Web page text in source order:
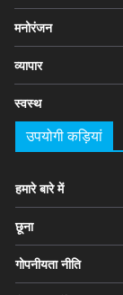
मनोरंजन
व्यापार
स्वस्थ
उपयोगी कड़ियां
हमारे बारे में
छूना
गोपनीयता नीति